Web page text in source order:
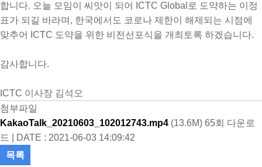
합니다. 오늘 모임이 씨앗이 되어 ICTC Global로 도약하는 이정
표가 되길 바라며, 한국에서도 코로나 제한이 해제되는 시점에
맞추어 ICTC 도약을 위한 비전선포식을 개최토록 하겠습니다.
감사합니다.
ICTC 이사장 김석오
첨부파일
KakaoTalk_20210603_102012743.mp4 (13.6M) 65회 다운로
드 | DATE : 2021-06-03 14:09:42
목록